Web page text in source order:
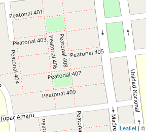
Leaflet | ©